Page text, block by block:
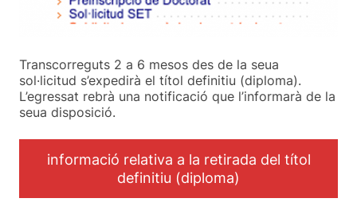
Transcorreguts 2 a 6 mesos des de la seua
sol·licitud s’expedirà el títol definitiu (diploma).
L’egressat rebrà una notificació que l’informarà de la
seua disposició.
informació relativa a la retirada del títol
definitiu (diploma)